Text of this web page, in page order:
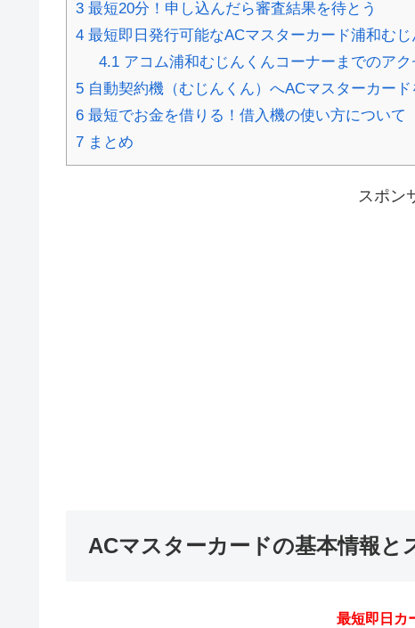
3 最短20分！申し込んだら審査結果を待とう
4 最短即日発行可能なACマスターカード浦和む
4.1アコム浦和むじんくんコーナーまでのアク
5 自動契約機（むじんくん）へACマスターカー
6 最短でお金を借りる！借入機の使い方について
7 まとめ
スポン
ACマスターカードの基本情報と
最短即日カ